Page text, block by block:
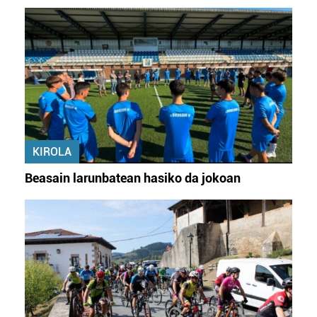
datuen atalean. Edozein unetan alda edo ken dezakezu
zure baimena Cookieen adierazpenean.
Webgune honek cookie propioak eta hirugarrenen cookie-
fitxategiak erabiltzen ditu. Zure esperientzia eta
zerbitzuak hobetzeko asmoz, cookie teknologiaz
baliatzen gara. Ohar hau onartuz gero, teknologia hori
erabiltzeko baimen esplizitua ematen diguzu.Gehiago
irakurri
KIROLA
Beasain larunbatean hasiko da jokoan